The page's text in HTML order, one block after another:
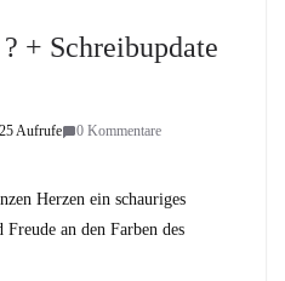
+ Schreibupdate
Aufrufe
0 Kommentare
Herzen ein schauriges
an den Farben des